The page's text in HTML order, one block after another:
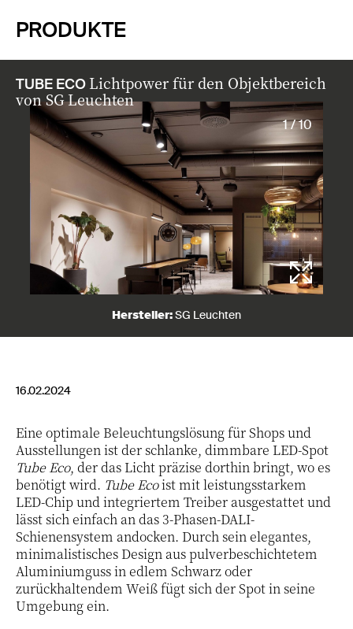
PRODUKTE
TUBE ECO Lichtpower für den Objektbereich
von SG Leuchten
1 / 10
Hersteller:SG Leuchten
16.02.2024
Eine optimale Beleuchtungslösung für Shops und
Ausstellungen ist der schlanke, dimmbare LED-Spot
Tube Eco, der das Licht präzise dorthin bringt, wo es
benötigt wird. Tube Ecoist mit leistungsstarkem
LED-Chip und integriertem Treiber ausgestattet und
lässt sich einfach an das 3-Phasen-DALI-
Schienensystem andocken. Durch sein elegantes,
minimalistisches Design aus pulverbeschichtetem
Aluminiumguss in edlem Schwarz oder
zurückhaltendem Weiß fügt sich der Spot in seine
Umgebung ein.